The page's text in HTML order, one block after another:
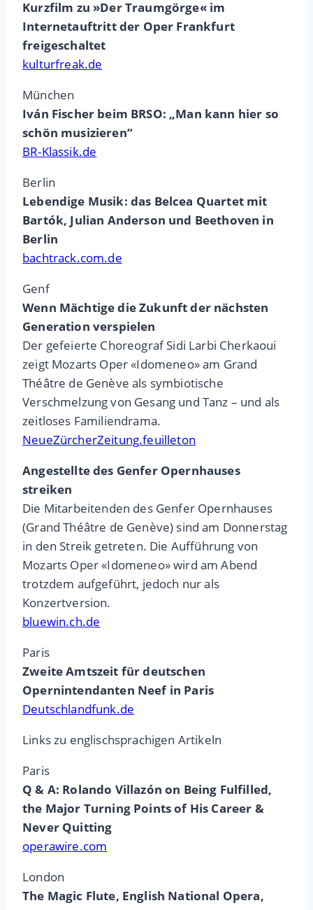
Kurzfilm zu »Der Traumgörge« im
Internetauftritt der Oper Frankfurt
freigeschaltet
kulturfreak.de
München
Iván Fischer beim BRSO: „Man kann hier so
schön musizieren“
BR-Klassik.de
Berlin
Lebendige Musik: das Belcea Quartet mit
Bartók, Julian Anderson und Beethoven in
Berlin
bachtrack.com.de
Genf
Wenn Mächtige die Zukunft der nächsten
Generation verspielen
Der gefeierte Choreograf Sidi Larbi Cherkaoui
zeigt Mozarts Oper «Idomeneo» am Grand
Théâtre de Genève als symbiotische
Verschmelzung von Gesang und Tanz – und als
zeitloses Familiendrama.
NeueZürcherZeitung.feuilleton
Angestellte des Genfer Opernhauses
streiken
Die Mitarbeitenden des Genfer Opernhauses
(Grand Théâtre de Genève) sind am Donnerstag
in den Streik getreten. Die Aufführung von
Mozarts Oper «Idomeneo» wird am Abend
trotzdem aufgeführt, jedoch nur als
Konzertversion.
bluewin.ch.de
Paris
Zweite Amtszeit für deutschen
Opernintendanten Neef in Paris
Deutschlandfunk.de
Links zu englischsprachigen Artikeln
Paris
Q & A: Rolando Villazón on Being Fulfilled,
the Major Turning Points of His Career &
Never Quitting
operawire.com
London
The Magic Flute, English National Opera,